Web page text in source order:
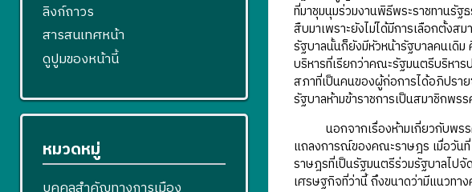
ที่มาชุมนุมร่วมงานพิธีพระราชทานรั
สืบมาเพราะยังไม่ได้มีการเลือกตั้ง
รัฐบาลนั้นก็ยังมีหัวหน้ารัฐบาลคนเดิ
บริหารที่เรียกว่าคณะรัฐมนตรีบริหาร
สภาที่เป็นคนของผู้ก่อการได้อภิปรา
รัฐบาลห้ามข้าราชการเป็นสมาชิกพร
นอกจากเรื่องห้ามเกี่ยวกับพรรคก
แถลงการณ์ของคณะราษฎร เมื่อวันที่
ราษฎรที่เป็นรัฐมนตรีร่วมรัฐบาลไปจั
เศรษฐกิจที่ว่านี้ ถึงขนาดว่ามีแนวทา
ลิงก์ถาวร
สารสนเทศหน้า
ดูปูมของหน้านี้
หมวดหมู่